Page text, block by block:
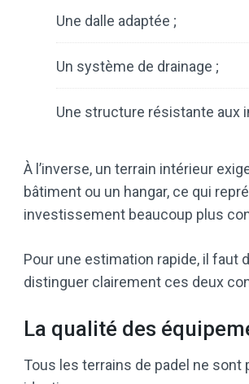
Une dalle adaptée ;
Un système de drainage ;
Une structure résistante aux
À l’inverse, un terrain intérieur
bâtiment ou un hangar, ce qui
investissement beaucoup plus
Pour une estimation rapide, il faut
distinguer clairement ces deux
La qualité des
Tous les terrains de padel ne sont